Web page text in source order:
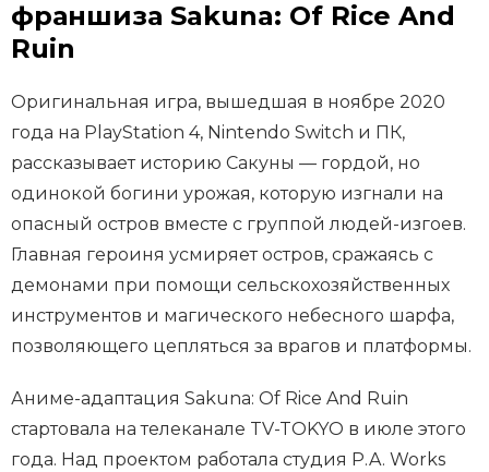
франшиза Sakuna: Of Rice And
Ruin
Оригинальная игра, вышедшая в ноябре 2020
года на PlayStation 4, Nintendo Switch и ПК,
рассказывает историю Сакуны — гордой, но
одинокой богини урожая, которую изгнали на
опасный остров вместе с группой людей-изгоев.
Главная героиня усмиряет остров, сражаясь с
демонами при помощи сельскохозяйственных
инструментов и магического небесного шарфа,
позволяющего цепляться за врагов и платформы.
Аниме-адаптация Sakuna: Of Rice And Ruin
стартовала на телеканале TV-TOKYO в июле этого
года. Над проектом работала студия P.A. Works